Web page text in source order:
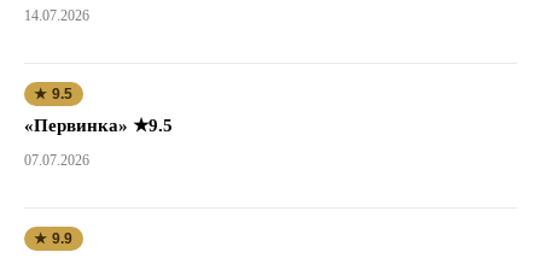
14.07.2026
★ 9.5
«Первинка» ★9.5
07.07.2026
★ 9.9